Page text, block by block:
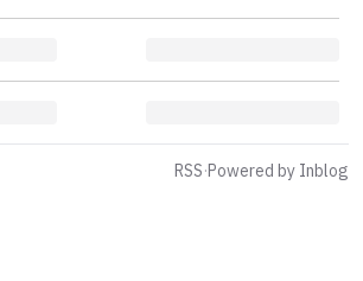
RSS·Powered by Inblog